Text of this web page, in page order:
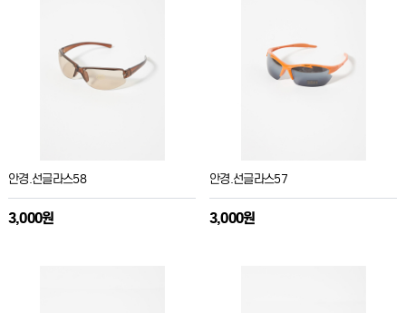
안경.선글라스58
3,000원
안경.선글라스57
3,000원